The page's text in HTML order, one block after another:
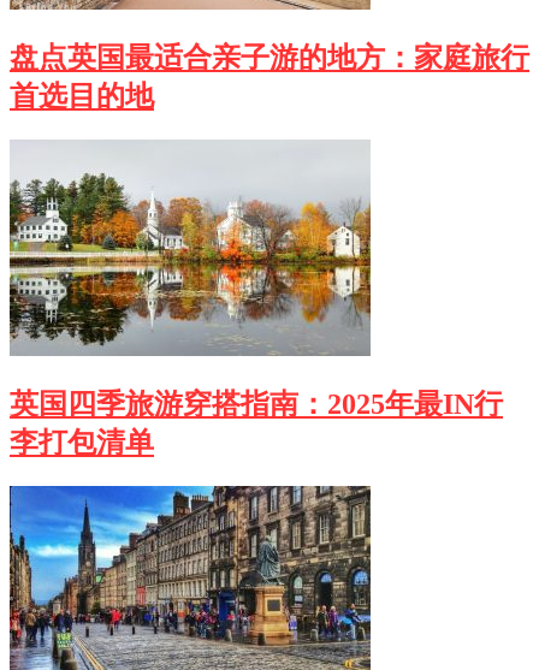
盘点英国最适合亲子游的地方：家庭旅行
首选目的地
英国四季旅游穿搭指南：2025年最IN行
李打包清单